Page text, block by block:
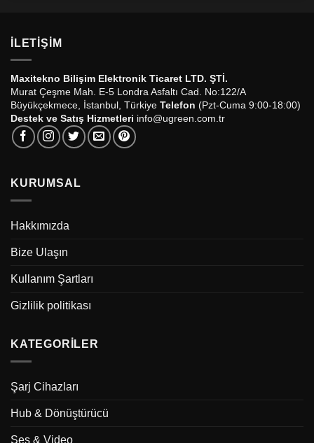
İLETIŞIM
Maxitekno Bilişim Elektronik Ticaret LTD. ŞTİ.
Murat Çeşme Mah. E-5 Londra Asfaltı Cad. No:122/A
Büyükçekmece, İstanbul, Türkiye Telefon (Pzt-Cuma 9:00-18:00)
Destek ve Satış Hizmetleri info@ugreen.com.tr
KURUMSAL
Hakkımızda
Bize Ulaşın
Kullanım Şartları
Gizlilik politikası
KATEGORILER
Şarj Cihazları
Hub & Dönüştürücü
Ses & Video